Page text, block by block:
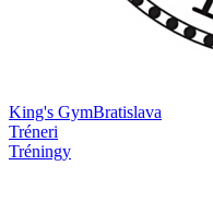
King's GymBratislava
Tréneri
Tréningy